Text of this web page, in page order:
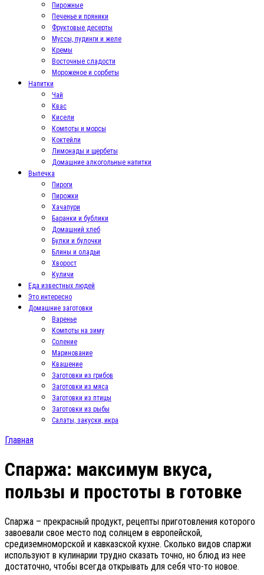
Пирожные
Печенье и пряники
Фруктовые десерты
Муссы, пудинги и желе
Кремы
Восточные сладости
Мороженое и сорбеты
Напитки
Чай
Квас
Кисели
Компоты и морсы
Коктейли
Лимонады и щербеты
Домашние алкогольные напитки
Выпечка
Пироги
Пирожки
Хачапури
Баранки и бублики
Домашний хлеб
Булки и булочки
Блины и оладьи
Хворост
Куличи
Еда известных людей
Это интересно
Домашние заготовки
Варенье
Компоты на зиму
Соление
Маринование
Квашение
Заготовки из грибов
Заготовки из мяса
Заготовки из птицы
Заготовки из рыбы
Салаты, закуски, икра
Главная
Спаржа: максимум вкуса,
пользы и простоты в готовке
Спаржа – прекрасный продукт, рецепты приготовления которого
завоевали свое место под солнцем в европейской,
средиземноморской и кавказской кухне. Сколько видов спаржи
используют в кулинарии трудно сказать точно, но блюд из нее
достаточно, чтобы всегда открывать для себя что-то новое.